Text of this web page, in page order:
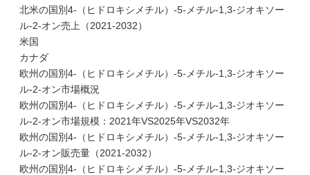
北米の国別4-（ヒドロキシメチル）-5-メチル-1,3-ジオキソー
ル-2-オン売上（2021-2032）
米国
カナダ
欧州の国別4-（ヒドロキシメチル）-5-メチル-1,3-ジオキソー
ル-2-オン市場概況
欧州の国別4-（ヒドロキシメチル）-5-メチル-1,3-ジオキソー
ル-2-オン市場規模：2021年VS2025年VS2032年
欧州の国別4-（ヒドロキシメチル）-5-メチル-1,3-ジオキソー
ル-2-オン販売量（2021-2032）
欧州の国別4-（ヒドロキシメチル）-5-メチル-1,3-ジオキソー